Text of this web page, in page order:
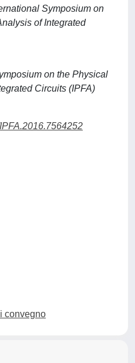
Symposium on
of Integrated
on the Physical
Circuits (IPFA)
convegno